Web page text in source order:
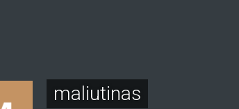
maliutinas